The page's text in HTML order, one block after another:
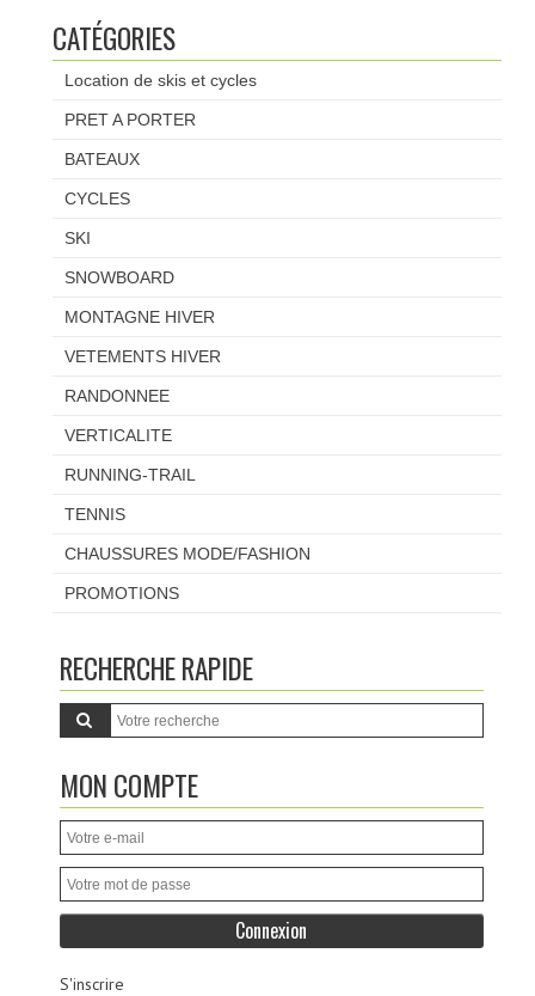
CATÉGORIES
Location de skis et cycles
PRET A PORTER
BATEAUX
CYCLES
SKI
SNOWBOARD
MONTAGNE HIVER
VETEMENTS HIVER
RANDONNEE
VERTICALITE
RUNNING-TRAIL
TENNIS
CHAUSSURES MODE/FASHION
PROMOTIONS
RECHERCHE RAPIDE
MON COMPTE
S'inscrire